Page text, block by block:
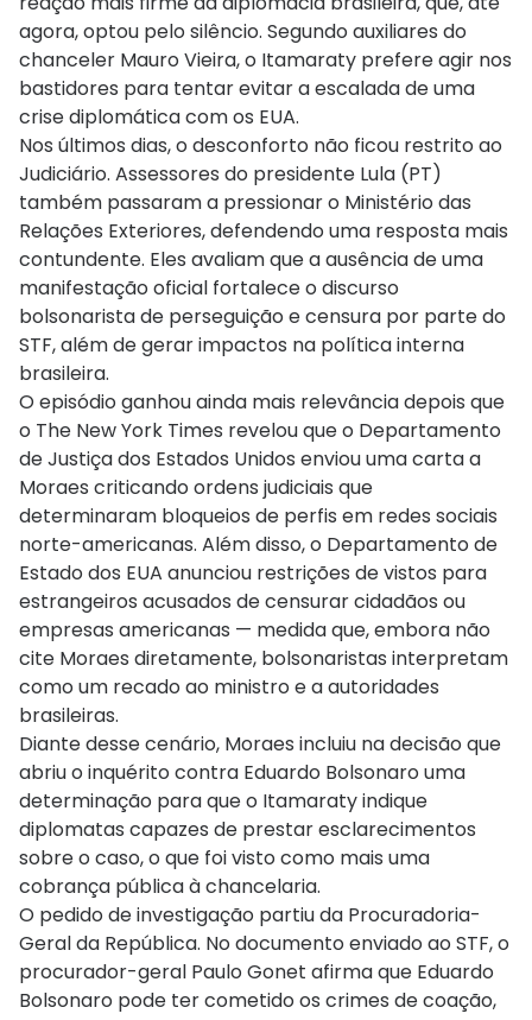
agora, optou pelo silêncio. Segundo auxiliares do
chanceler Mauro Vieira, o Itamaraty prefere agir nos
bastidores para tentar evitar a escalada de uma
crise diplomática com os EUA.
Nos últimos dias, o desconforto não ficou restrito ao
Judiciário. Assessores do presidente Lula (PT)
também passaram a pressionar o Ministério das
Relações Exteriores, defendendo uma resposta mais
contundente. Eles avaliam que a ausência de uma
manifestação oficial fortalece o discurso
bolsonarista de perseguição e censura por parte do
STF, além de gerar impactos na política interna
brasileira.
O episódio ganhou ainda mais relevância depois que
o The New York Times revelou que o Departamento
de Justiça dos Estados Unidos enviou uma carta a
Moraes criticando ordens judiciais que
determinaram bloqueios de perfis em redes sociais
norte-americanas. Além disso, o Departamento de
Estado dos EUA anunciou restrições de vistos para
estrangeiros acusados de censurar cidadãos ou
empresas americanas — medida que, embora não
cite Moraes diretamente, bolsonaristas interpretam
como um recado ao ministro e a autoridades
brasileiras.
Diante desse cenário, Moraes incluiu na decisão que
abriu o inquérito contra Eduardo Bolsonaro uma
determinação para que o Itamaraty indique
diplomatas capazes de prestar esclarecimentos
sobre o caso, o que foi visto como mais uma
cobrança pública à chancelaria.
O pedido de investigação partiu da Procuradoria-
Geral da República. No documento enviado ao STF, o
procurador-geral Paulo Gonet afirma que Eduardo
Bolsonaro pode ter cometido os crimes de coação,